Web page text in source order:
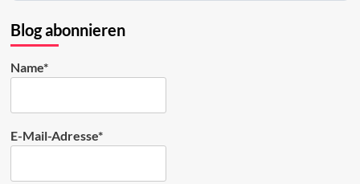
Bluesky
ansehen
Blog abonnieren
Name*
E-Mail-Adresse*